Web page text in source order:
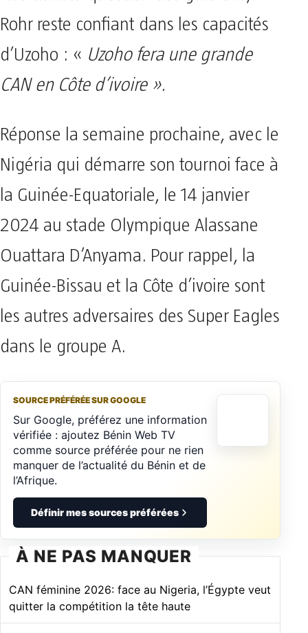
Rohr reste confiant dans les capacités
d’Uzoho : « Uzoho fera une grande
CAN en Côte d’ivoire ».
Réponse la semaine prochaine, avec le
Nigéria qui démarre son tournoi face à
la Guinée-Equatoriale, le 14 janvier
2024 au stade Olympique Alassane
Ouattara D’Anyama. Pour rappel, la
Guinée-Bissau et la Côte d’ivoire sont
les autres adversaires des Super Eagles
dans le groupe A.
SOURCE PRÉFÉRÉE SUR GOOGLE
Sur Google, préférez une information
vérifiée : ajoutez Bénin Web TV
comme source préférée pour ne rien
manquer de l’actualité du Bénin et de
l’Afrique.
Définir mes sources préférées
À NE PAS MANQUER
CAN féminine 2026: face au Nigeria, l’Égypte veut
quitter la compétition la tête haute